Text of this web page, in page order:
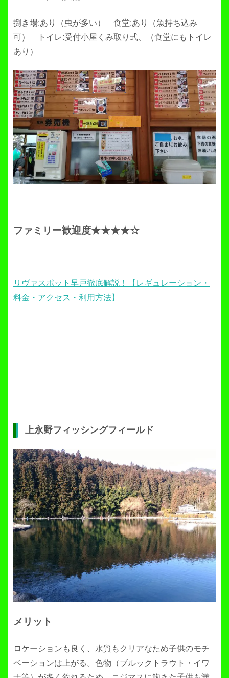
捌き場:あり（虫が多い） 食堂:あり（魚持ち込み
可） トイレ:受付小屋くみ取り式、（食堂にもトイレ
あり）
ファミリー歓迎度★★★★☆
リヴァスポット早戸徹底解説！【レギュレーション・
料金・アクセス・利用方法】
上永野フィッシングフィールド
メリット
ロケーションも良く、水質もクリアなため子供のモチ
ベーションは上がる。色物（ブルックトラウト・イワ